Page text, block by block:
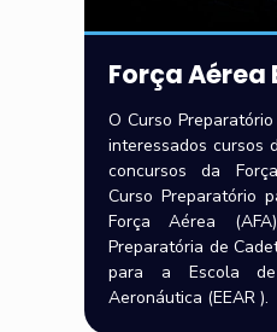
Força Aérea
O Curso
interessados cursos
concursos da
Curso Preparatório
Força Aérea
Preparatória de
para a Escola de
Aeronáutica (EEAR ).